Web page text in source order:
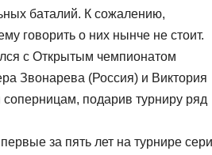
баталий. К сожалению,
говорить о них нынче не стоит.
с Открытым чемпионатом
Звонарева (Россия) и Виктория
подарив турниру ряд
за пять лет на турнире